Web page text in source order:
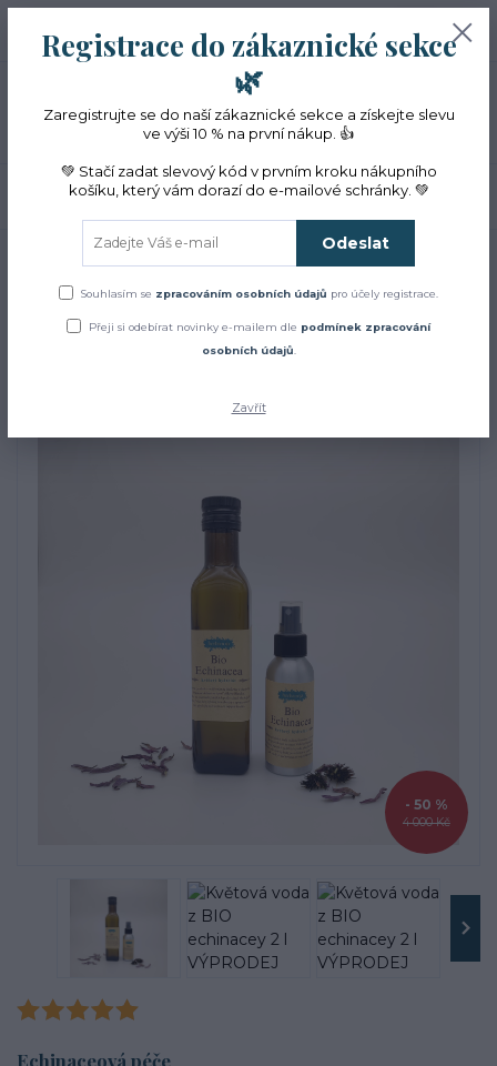
Menu
CZK
Hledat
(Po-Pá, 10-16 hod.)
0ks
0 Kč
ZACHRAŇTE BYLINKY! Květová voda z BIO echinacey 2 l VÝPRODEJ
Květová voda z BIO
echinacey 2 l VÝPRODEJ
4 000 Kč
- 50 %
Echinaceová péče
Registrace do zákaznické sekce
🌿
Zaregistrujte se do naší zákaznické sekce a získejte slevu
ve výši 10 % na první nákup. 👍
💚 Stačí zadat slevový kód v prvním kroku nákupního
košíku, který vám dorazí do e-mailové schránky. 💚
Odeslat
Souhlasím se zpracováním osobních údajů pro účely registrace.
Přeji si odebírat novinky e-mailem dle podmínek zpracování
osobních údajů
Zavřít